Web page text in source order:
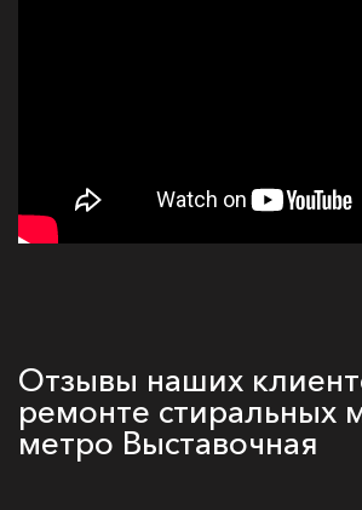
Отзывы наших
ремонте стиральных
метро Выставочная